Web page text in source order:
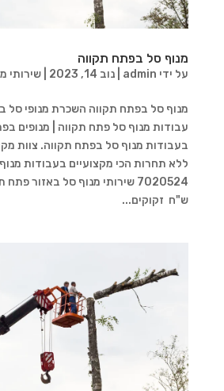
מנוף סל בפתח תקווה
על ידי admin נוב 14, 2023 שירותי
מנוף סל בפתח תקווה השכרת מנופי סל
עבודות מנוף סל פתח תקווה | מנופים
בעבודות מנוף סל בפתח תקווה. צוות
ש"ח זקוקים...